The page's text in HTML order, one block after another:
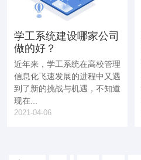
学工系统建设哪家公司
做的好？
近年来，学工系统在高校管理
信息化飞速发展的进程中又遇
到了新的挑战与机遇，不知道
现在...
2021-04-06